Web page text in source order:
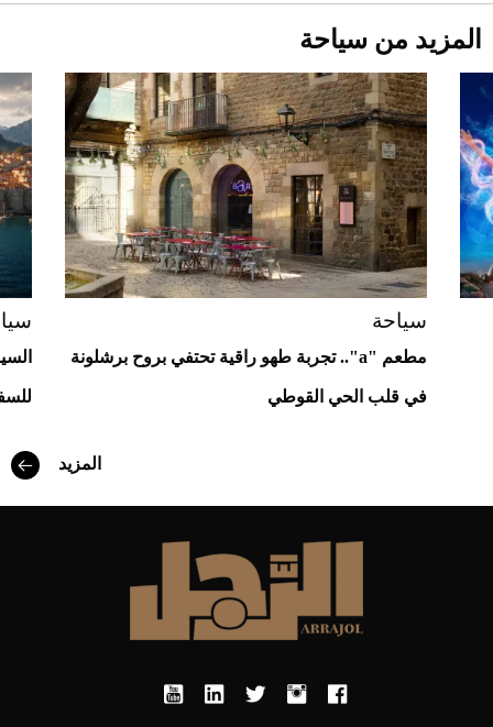
أغلى 10 عطور في العالم للرجال تمنحك فخامة
استثنائية
Aston Martin Valiant: على هوى الأبطال
قبل ليلة النزال.. اكتمال وزن أبطال "The
Comeback" في جدة (فيديو)
2026-07-25
"بوجاتي ميسترال" الاستثنائية للبيع في
مزاد مونتيري
2026-07-23
المزيد من سياحة
سياحة
مطعم "a".. تجربة طهو راقية تحتفي بروح برشلونة
في قلب الحي القوطي
المزيد